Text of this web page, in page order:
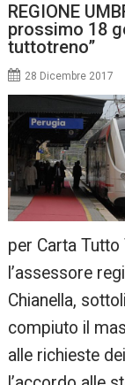
REGIONE
prossimo 18
tuttotreno”
28 Dicembre 2017
per Carta Tutto
l’assessore
Chianella,
compiuto il
alle richieste